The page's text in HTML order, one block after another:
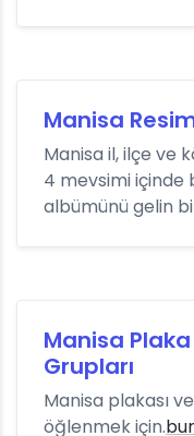
Manisa
Manisa il, ilçe ve
4 mevsimi
albümünü gelin
Manisa
Grupları
Manisa plakası
öğlenmek için.